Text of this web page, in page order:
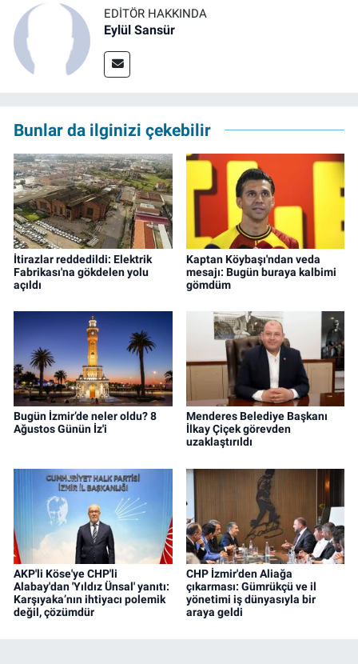
EDITÖR HAKKINDA
Eylül Sansür
Bunlar da ilginizi çekebilir
İtirazlar reddedildi: Elektrik
Fabrikası'na gökdelen yolu
açıldı
Kaptan Köybaşı'ndan veda
mesajı: Bugün buraya kalbimi
gömdüm
Bugün İzmir’de neler oldu? 8
Ağustos Günün İz'i
Menderes Belediye Başkanı
İlkay Çiçek görevden
uzaklaştırıldı
AKP'li Köse'ye CHP'li
Alabay'dan 'Yıldız Ünsal' yanıtı:
Karşıyaka’nın ihtiyacı polemik
değil, çözümdür
CHP İzmir'den Aliağa
çıkarması: Gümrükçü ve il
yönetimi iş dünyasıyla bir
araya geldi